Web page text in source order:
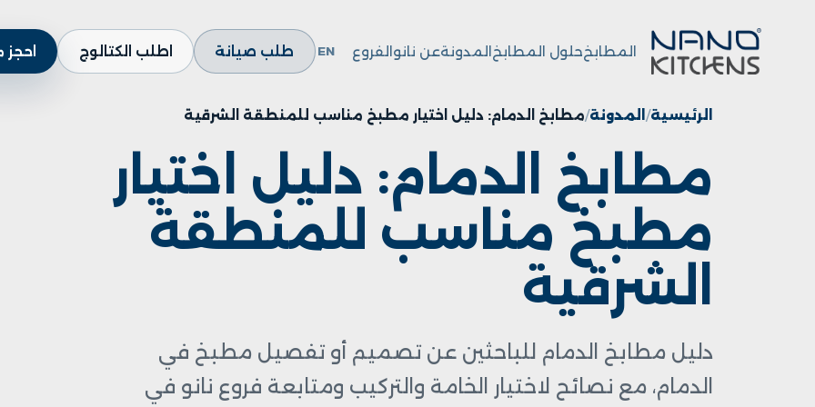
المطابخحلول المطابخالمدونةعن نانوالفروع EN طلب صيانة اطلب الكتالوج
الرئيسية المدونة مطابخ الدمام: دليل اختيار مطبخ مناسب للمنطقة الشرقية
مطابخ الدمام: دليل اختيار
مطبخ مناسب للمنطقة
الشرقية
دليل مطابخ الدمام للباحثين عن تصميم أو تفصيل مطبخ في
الدمام، مع نصائح لاختيار الخامة والتركيب ومتابعة فروع نانو في